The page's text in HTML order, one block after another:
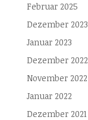
Februar 2025
Dezember 2023
Januar 2023
Dezember 2022
November 2022
Januar 2022
Dezember 2021